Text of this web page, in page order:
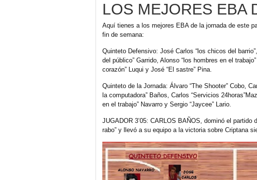
LOS MEJORES EBA
Aquí tienes a los mejores EBA de la jornada de este
fin de semana:
Quinteto Defensivo: José Carlos “los chicos del
del público” Garrido, Alonso “los hombres en el
corazón” Luqui y José “El sastre” Pina.
Quinteto de la Jornada: Álvaro “The Shooter” Cobo,
la computadora” Baños, Carlos “Servicios
en el trabajo” Navarro y Sergio “Jaycee” Lario.
JUGADOR 3’05: CARLOS BAÑOS, dominó el partido
rabo” y llevó a su equipo a la victoria sobre Criptana